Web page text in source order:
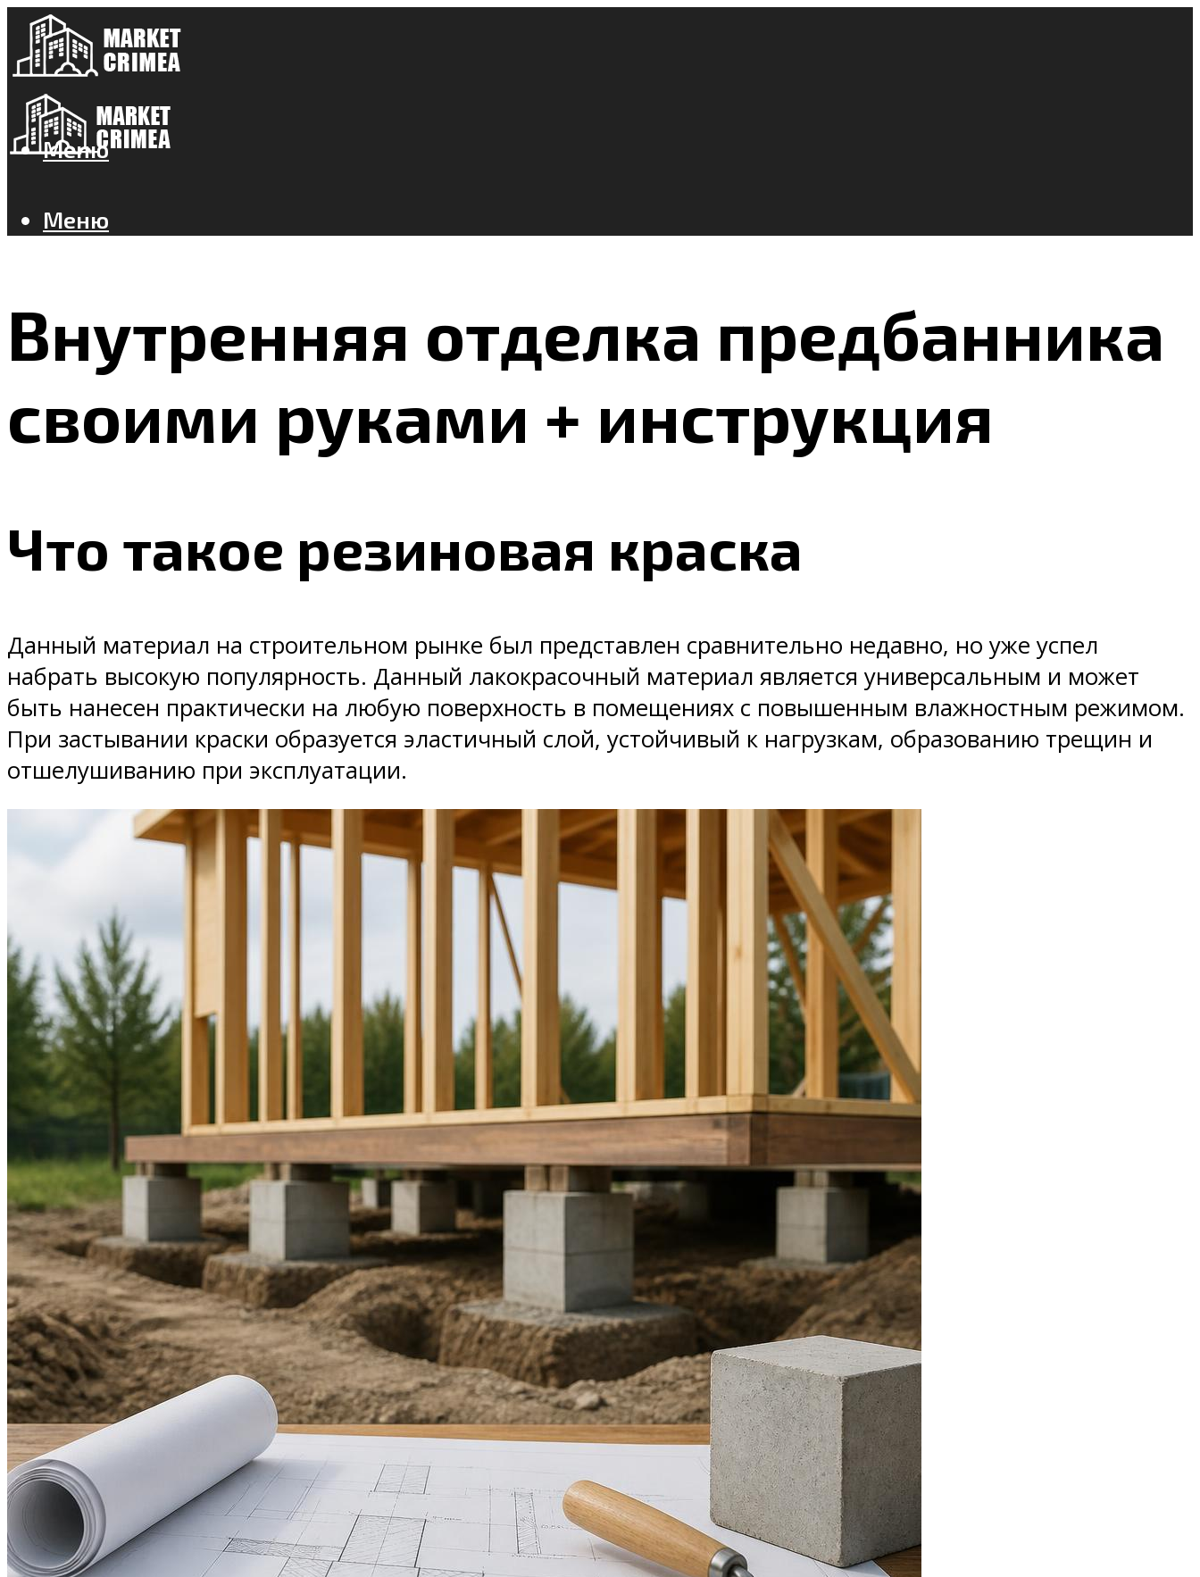
Меню
Меню
Внутренняя отделка предбанника
своими руками + инструкция
Что такое резиновая краска
Данный материал на строительном рынке был представлен сравнительно недавно, но уже успел
набрать высокую популярность. Данный лакокрасочный материал является универсальным и может
быть нанесен практически на любую поверхность в помещениях с повышенным влажностным режимом.
При застывании краски образуется эластичный слой, устойчивый к нагрузкам, образованию трещин и
отшелушиванию при эксплуатации.